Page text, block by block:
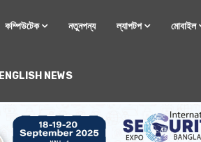
কম্পিউটেক নতুনপন্য ল্যাপটপ মোবাইল
ENGLISH NEWS